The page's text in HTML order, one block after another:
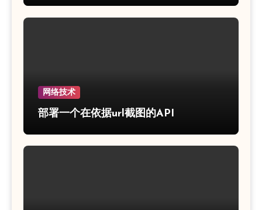
网络技术
部署一个在依据url截图的API